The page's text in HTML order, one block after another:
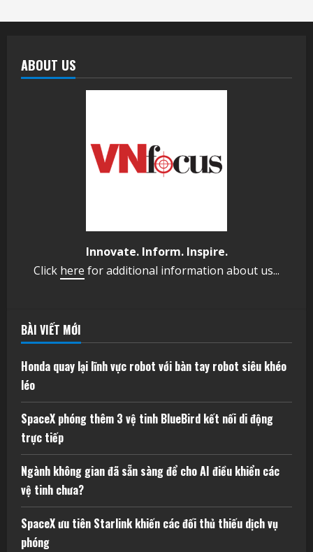
ABOUT US
Innovate. Inform. Inspire.
Click here for additional information about us...
BÀI VIẾT MỚI
Honda quay lại lĩnh vực robot với bàn tay robot siêu khéo
léo
SpaceX phóng thêm 3 vệ tinh BlueBird kết nối di động
trực tiếp
Ngành không gian đã sẵn sàng để cho AI điều khiển các
vệ tinh chưa?
SpaceX ưu tiên Starlink khiến các đối thủ thiếu dịch vụ
phóng